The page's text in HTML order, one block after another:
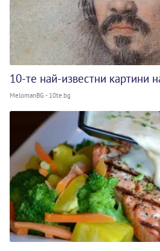
10-те най-известни картини
MelomanBG - 10te.bg